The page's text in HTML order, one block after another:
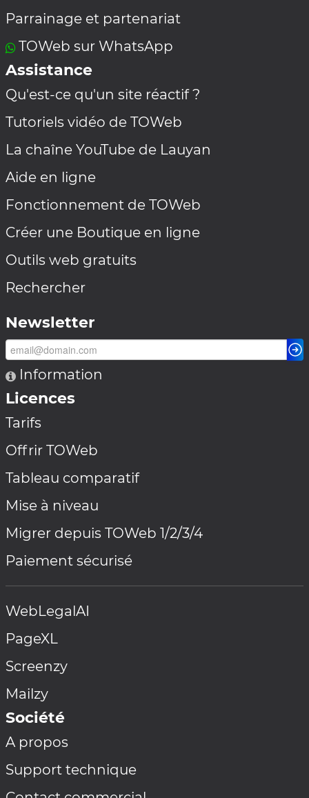
Parrainage et partenariat
TOWeb sur WhatsApp
Assistance
Qu'est-ce qu'un site réactif ?
Tutoriels vidéo de TOWeb
La chaîne YouTube de Lauyan
Aide en ligne
Fonctionnement de TOWeb
Créer une Boutique en ligne
Outils web gratuits
Rechercher
Newsletter
Information
Licences
Tarifs
Offrir TOWeb
Tableau comparatif
Mise à niveau
Migrer depuis TOWeb 1/2/3/4
Paiement sécurisé
WebLegalAI
PageXL
Screenzy
Mailzy
Société
A propos
Support technique